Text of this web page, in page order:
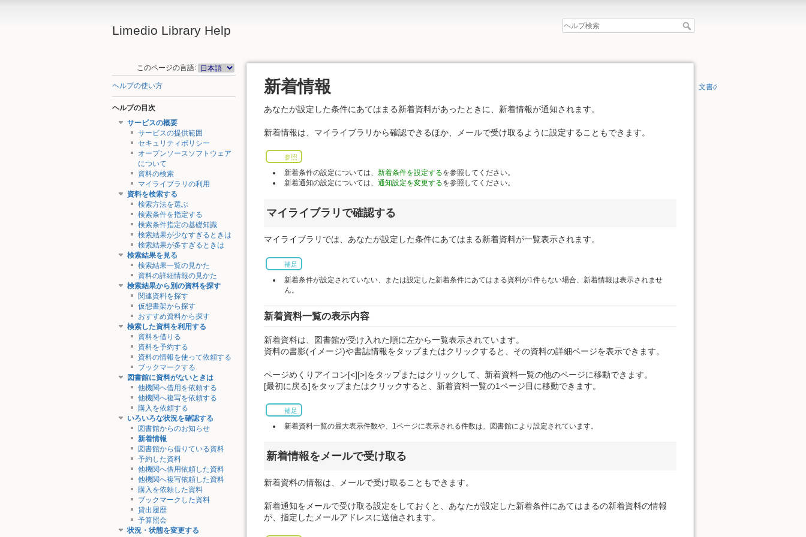
Limedio Library Help
このページの言語:
ヘルプの使い方
ヘルプの目次
サービスの概要
サービスの提供範囲
セキュリティポリシー
オープンソースソフトウェア
について
資料の検索
マイライブラリの利用
資料を検索する
検索方法を選ぶ
検索条件を指定する
検索条件指定の基礎知識
検索結果が少なすぎるときは
検索結果が多すぎるときは
検索結果を見る
検索結果一覧の見かた
資料の詳細情報の見かた
検索結果から別の資料を探す
関連資料を探す
仮想書架から探す
おすすめ資料から探す
検索した資料を利用する
資料を借りる
資料を予約する
資料の情報を使って依頼する
ブックマークする
図書館に資料がないときは
他機関へ借用を依頼する
他機関へ複写を依頼する
購入を依頼する
いろいろな状況を確認する
図書館からのお知らせ
新着情報
図書館から借りている資料
予約した資料
他機関へ借用依頼した資料
他機関へ複写依頼した資料
購入を依頼した資料
ブックマークした資料
貸出履歴
予算照会
状況・状態を変更する
新着情報
あなたが設定した条件にあてはまる新着資料があったときに、新着情報が通知されます。
新着情報は、マイライブラリから確認できるほか、メールで受け取るように設定することもできます。
参照
新着条件の設定については、新着条件を設定するを参照してください。
新着通知の設定については、通知設定を変更するを参照してください。
マイライブラリで確認する
マイライブラリでは、あなたが設定した条件にあてはまる新着資料が一覧表示されます。
補足
新着条件が設定されていない、または設定した新着条件にあてはまる資料が1件もない場合、新着情報は表示されませ
ん。
新着資料一覧の表示内容
新着資料は、図書館が受け入れた順に左から一覧表示されています。
資料の書影(イメージ)や書誌情報をタップまたはクリックすると、その資料の詳細ページを表示できます。
ページめくりアイコン[<][>]をタップまたはクリックして、新着資料一覧の他のページに移動できます。
[最初に戻る]をタップまたはクリックすると、新着資料一覧の1ページ目に移動できます。
補足
新着資料一覧の最大表示件数や、1ページに表示される件数は、図書館により設定されています。
新着情報をメールで受け取る
新着資料の情報は、メールで受け取ることもできます。
新着通知をメールで受け取る設定をしておくと、あなたが設定した新着条件にあてはまるの新着資料の情報
が、指定したメールアドレスに送信されます。
文書の先頭へ